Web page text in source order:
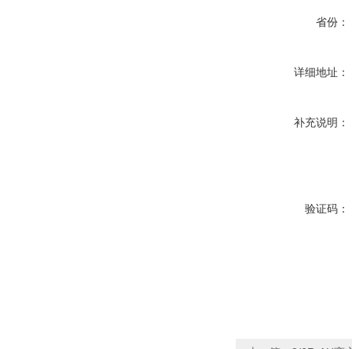
省份：
详细地址：
补充说明：
验证码：